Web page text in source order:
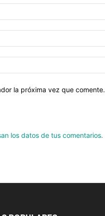
la próxima vez que comente.
los datos de tus comentarios.